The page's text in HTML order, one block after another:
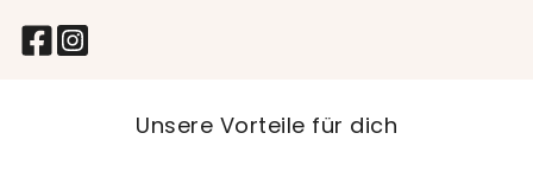
Unsere Vorteile für dich